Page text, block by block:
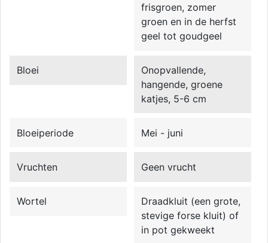
frisgroen, zomer
groen en in de herfst
geel tot goudgeel
Bloei
Onopvallende,
hangende, groene
katjes, 5-6 cm
Bloeiperiode Mei - juni
Vruchten Geen vrucht
Wortel
Draadkluit (een grote,
stevige forse kluit) of
in pot gekweekt